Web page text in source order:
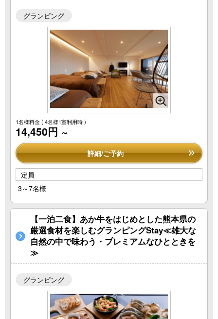
グランピング
1名様料金( 4名様1室利用時 )
14,450円 ～
詳細/ご予約
定員
3～7名様
【一泊二食】あか牛をはじめとした熊本県の
厳選食材を楽しむグランピングStay≪雄大な
自然の中で味わう・プレミアムなひとときを
≫
グランピング